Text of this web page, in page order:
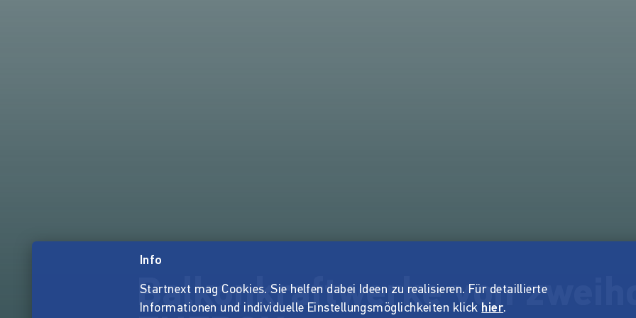
Balkonkraftwerke von
Info
Startnext mag Cookies. Sie helfen dabei Ideen zu realisieren. Für detaillierte
Informationen und individuelle Einstellungsmöglichkeiten klick hier.